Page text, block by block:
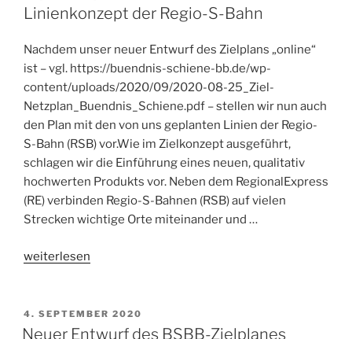
für
Schienenverkehr
in
der
Region
Berlin-
Brandenburg“
Linienkonzept der Regio-S-Bahn
Nachdem unser neuer Entwurf des Zielplans „online“
ist – vgl. https://buendnis-schiene-bb.de/wp-
content/uploads/2020/09/2020-08-25_Ziel-
Netzplan_Buendnis_Schiene.pdf – stellen wir nun auch
den Plan mit den von uns geplanten Linien der Regio-
S-Bahn (RSB) vor.Wie im Zielkonzept ausgeführt,
schlagen wir die Einführung eines neuen, qualitativ
hochwerten Produkts vor. Neben dem RegionalExpress
(RE) verbinden Regio-S-Bahnen (RSB) auf vielen
Strecken wichtige Orte miteinander und …
„Ergänzung
Zielplans
–
weiterlesen
VERÖFFENTLICHT
AM
4. SEPTEMBER 2020
Neuer Entwurf des BSBB-Zielplanes